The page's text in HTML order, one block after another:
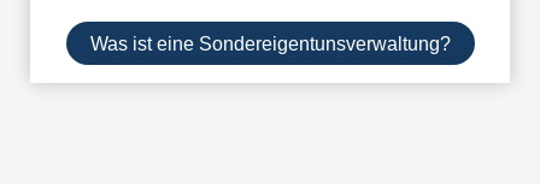
Was ist eine Sondereigentunsverwaltung?